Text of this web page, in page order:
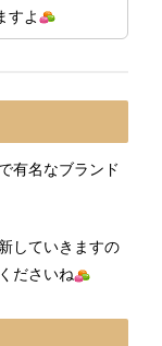
すよ
有名なブランド
していきますの
ださいね